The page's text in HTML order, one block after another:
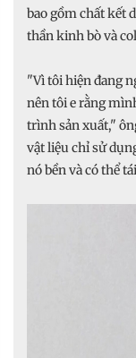
bao gồm chất kết
thần kinh bò và
"Vì tôi hiện đang
nên tôi e rằng
trình sản xuất,"
vật liệu chỉ sử
nó bền và có thể